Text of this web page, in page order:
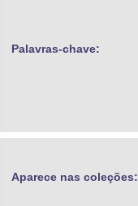
Palavras-chave:
Aparece nas coleções: